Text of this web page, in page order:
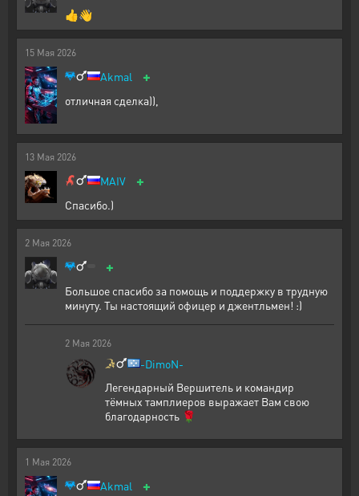
👍👋
15 Мая 2026
Akmal +
отличная сделка)),
13 Мая 2026
MAIV +
Спасибо.)
2 Мая 2026
+
Большое спасибо за помощь и поддержку в трудную
минуту. Ты настоящий офицер и джентльмен! :)
2 Мая 2026
-DimoN-
Легендарный Вершитель и командир
тёмных тамплиеров выражает Вам свою
благодарность 🌹
1 Мая 2026
Akmal +